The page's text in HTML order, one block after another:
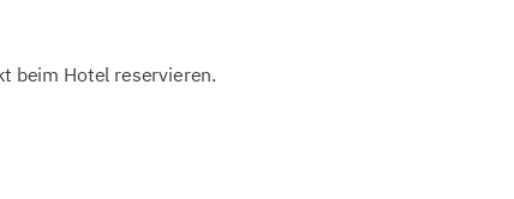
beim Hotel reservieren.